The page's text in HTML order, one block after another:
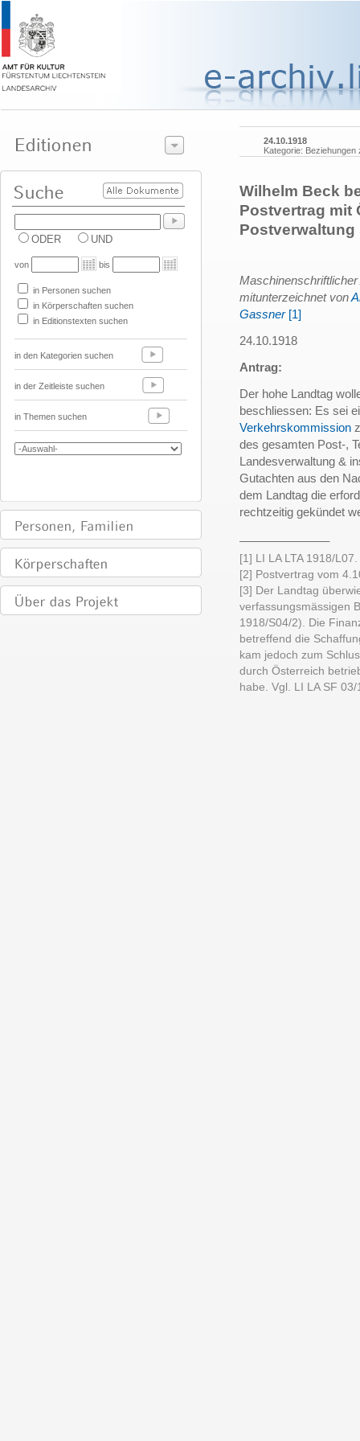
ODER UND
von bis
in Personen suchen
in Körperschaften suchen
in Editionstexten suchen
in den Kategorien suchen
in der Zeitleiste suchen
in Themen suchen
24.10.1918
Kategorie:
Wilhelm Beck
Postvertrag mit
mitunterzeichnet von
Gassner [1]
24.10.1918
Antrag:
Der hohe Landtag
beschliessen: Es sei
Verkehrskommission
des gesamten Post-,
Landesverwaltung &
Gutachten aus den
dem Landtag die
rechtzeitig gekündet
[1] LI LA LTA 1918/L07.
[2] Postvertrag vom
[3] Der Landtag
verfassungsmässigen
1918/S04/2). Die
betreffend die
kam jedoch zum
durch Österreich
habe. Vgl. LI LA SF